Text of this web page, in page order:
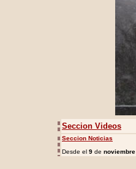
Seccion Videos
Seccion Noticias
Desde el 9 de noviembre